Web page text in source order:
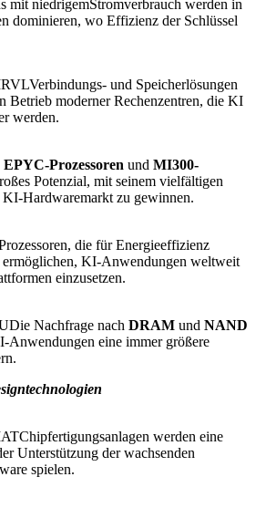
mit niedrigemStromverbrauch werden in
dominieren, wo Effizienz der Schlüssel
und Speicherlösungen
Betrieb moderner Rechenzentren, die KI
werden.
EPYC-Prozessoren und MI300-
Potenzial, mit seinem vielfältigen
Hardwaremarkt zu gewinnen.
die für Energieeffizienz
ermöglichen, KI-Anwendungen weltweit
einzusetzen.
Nachfrage nach DRAM und NAND
Anwendungen eine immer größere
werden eine
Unterstützung der wachsenden
spielen.